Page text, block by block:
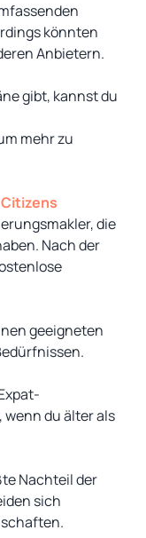
könnten
Anbietern.
gibt, kannst du
mehr zu
die
Nach der
geeigneten
du älter als
Nachteil der
sich